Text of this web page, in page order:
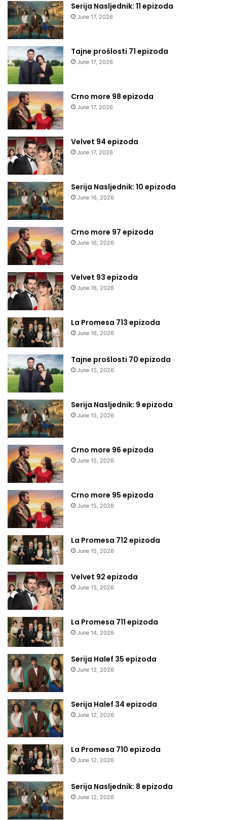
Serija Nasljednik: 11 epizoda
June 17, 2026
Tajne prošlosti 71 epizoda
June 17, 2026
Crno more 98 epizoda
June 17, 2026
Velvet 94 epizoda
June 17, 2026
Serija Nasljednik: 10 epizoda
June 16, 2026
Crno more 97 epizoda
June 16, 2026
Velvet 93 epizoda
June 16, 2026
La Promesa 713 epizoda
June 16, 2026
Tajne prošlosti 70 epizoda
June 15, 2026
Serija Nasljednik: 9 epizoda
June 15, 2026
Crno more 96 epizoda
June 15, 2026
Crno more 95 epizoda
June 15, 2026
La Promesa 712 epizoda
June 15, 2026
Velvet 92 epizoda
June 15, 2026
La Promesa 711 epizoda
June 14, 2026
Serija Halef 35 epizoda
June 12, 2026
Serija Halef 34 epizoda
June 12, 2026
La Promesa 710 epizoda
June 12, 2026
Serija Nasljednik: 8 epizoda
June 12, 2026